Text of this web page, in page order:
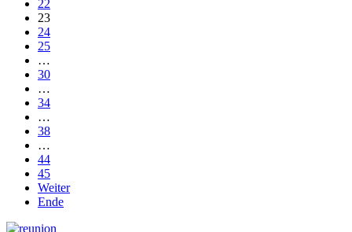
22
23
24
25
…
30
…
34
…
38
…
44
45
Weiter
Ende